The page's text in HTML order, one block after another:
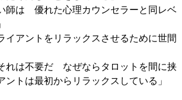
師は 優れた心理カウンセラーと同レベ
イアントをリラックスさせるために世間
れは不要だ なぜならタロットを間に挟
トは最初からリラックスしている」